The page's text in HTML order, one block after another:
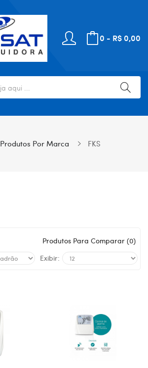
0 - R$ 0,00
Produtos Por Marca FKS
Produtos Para Comparar (0)
Exibir: